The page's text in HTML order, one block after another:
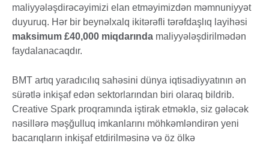
maliyyələşdirəcəyimizi elan etməyimizdən məmnuniyyət
duyuruq. Hər bir beynəlxalq ikitərəfli tərəfdaşlıq layihəsi
maksimum £40,000 miqdarında maliyyələşdirilmədən
faydalanacaqdır.
BMT artıq yaradıcılıq sahəsini dünya iqtisadiyyatının ən
sürətlə inkişaf edən sektorlarından biri olaraq bildrib.
Creative Spark proqramında iştirak etməklə, siz gələcək
nəsillərə məşğulluq imkanlarını möhkəmləndirən yeni
bacarıqların inkişaf etdirilməsinə və öz ölkə